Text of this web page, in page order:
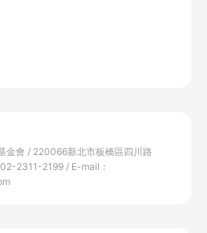
金會 / 220066新北市板橋區四川路
2311-2199 / E-mail：